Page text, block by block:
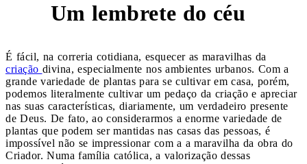
Um lembrete do céu
É fácil, na correria cotidiana, esquecer as maravilhas da
criação divina, especialmente nos ambientes urbanos. Com a
grande variedade de plantas para se cultivar em casa, porém,
podemos literalmente cultivar um pedaço da criação e apreciar
nas suas características, diariamente, um verdadeiro presente
de Deus. De fato, ao considerarmos a enorme variedade de
plantas que podem ser mantidas nas casas das pessoas, é
impossível não se impressionar com a a maravilha da obra do
Criador. Numa família católica, a valorização dessas